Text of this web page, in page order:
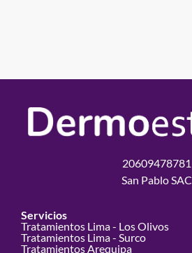
20609478781
San Pablo SAC
Servicios
Tratamientos Lima - Los Olivos
Tratamientos Lima - Surco
Tratamientos Arequipa